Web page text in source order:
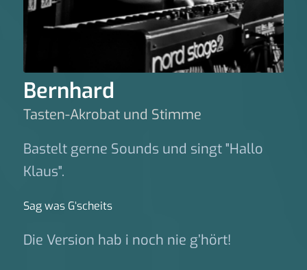
Bernhard
Tasten-Akrobat und Stimme
Bastelt gerne Sounds und singt "Hallo
Klaus".
Sag was G‘scheits
Die Version hab i noch nie g’hört!